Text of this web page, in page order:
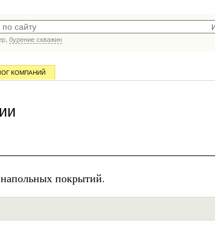
бурение скважин
КОМПАНИЙ
покрытий.